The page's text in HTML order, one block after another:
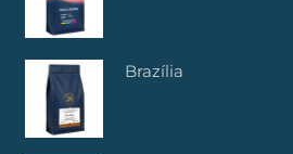
Brazília